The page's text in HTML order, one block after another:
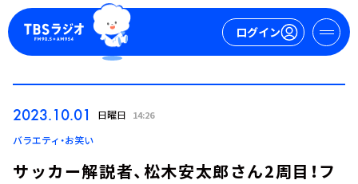
ログイン
ログイン
2023.10.01 日曜日 14:26
バラエティ・お笑い
サッカー解説者、松木安太郎さん2周目！フ